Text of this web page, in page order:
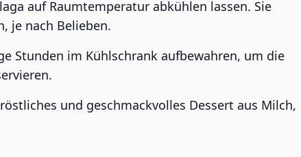
auf Raumtemperatur abkühlen lassen. Sie
je nach Belieben.
Stunden im Kühlschrank aufbewahren, um die
und geschmackvolles Dessert aus Milch,